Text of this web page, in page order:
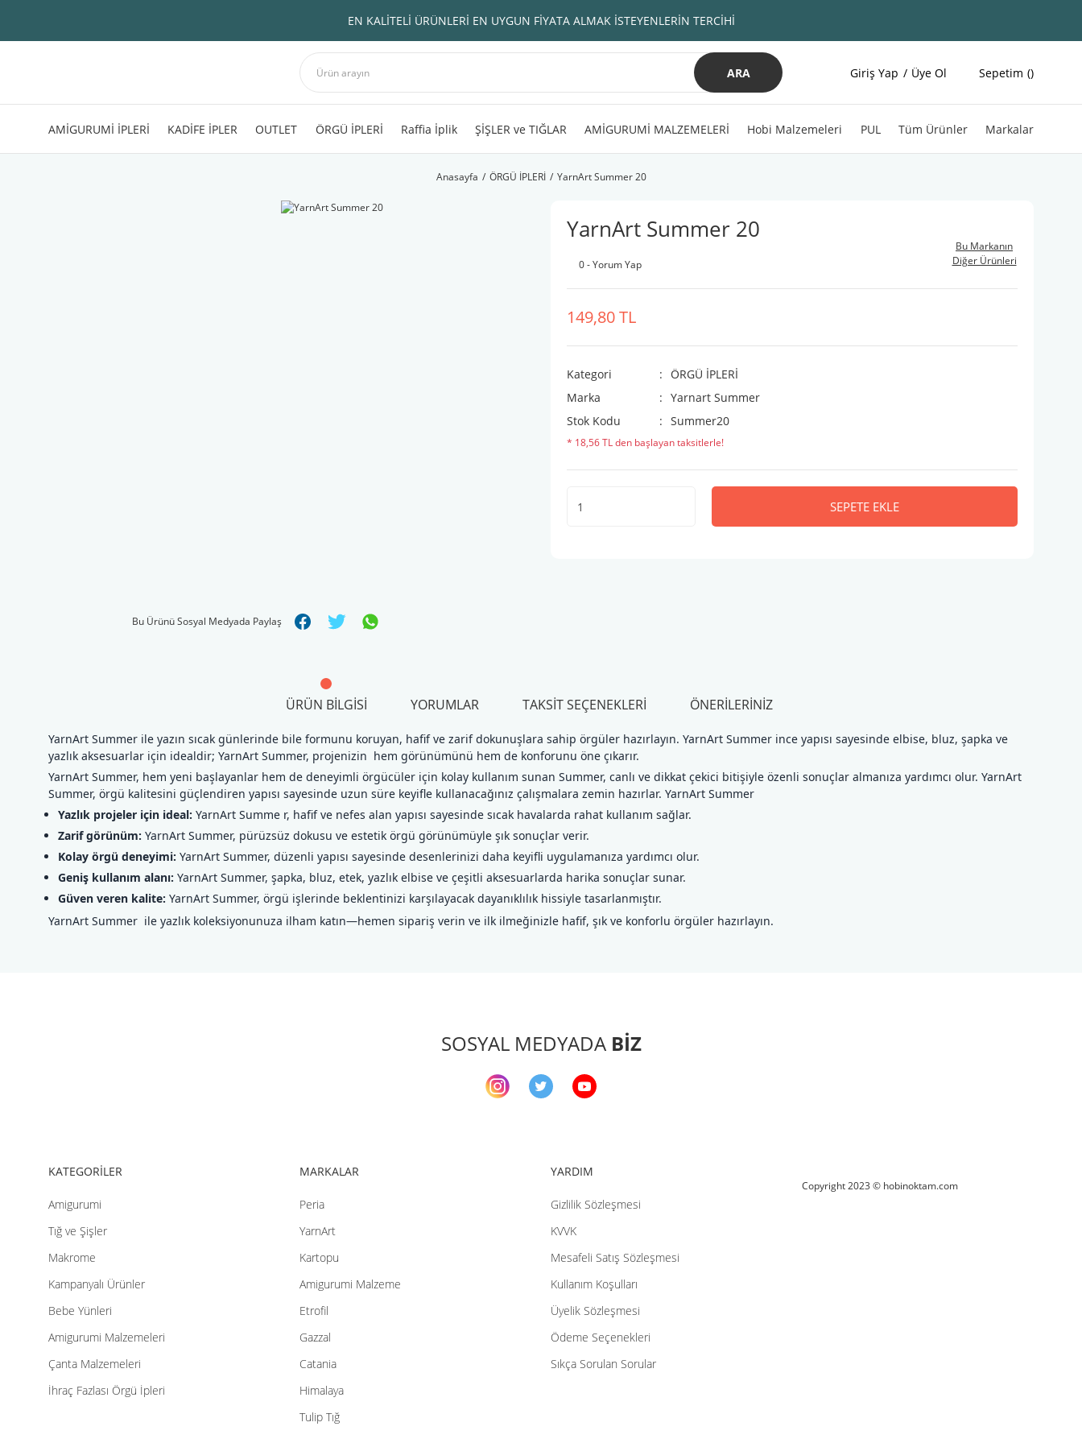
EN KALİTELİ ÜRÜNLERİ EN UYGUN FİYATA ALMAK İSTEYENLERİN TERCİHİ
ARA Giriş Yap Üye Ol Sepetim
AMİGURUMİ İPLERİ KADİFE İPLER OUTLET ÖRGÜ İPLERİ Raffia İplik ŞİŞLER ve TIĞLAR AMİGURUMİ MALZEMELERİ Hobi Malzemeleri PUL Tüm Ürünler Markalar
Anasayfa ÖRGÜ İPLERİ YarnArt Summer 20
Bu Ürünü Sosyal Medyada Paylaş
YarnArt Summer 20
0 - Yorum Yap
Bu Markanın
Diğer Ürünleri
149,80 TL
Kategori
ÖRGÜ İPLERİ
Marka
Yarnart Summer
Stok Kodu
Summer20
* 18,56 TL den başlayan taksitlerle!
SEPETE EKLE
ÜRÜN BILGISI YORUMLAR TAKSIT SEÇENEKLERI ÖNERILERINIZ
YarnArt Summer ile yazın sıcak günlerinde bile formunu koruyan, hafif ve zarif dokunuşlara sahip örgüler hazırlayın. YarnArt Summer ince yapısı sayesinde elbise, bluz, şapka ve
yazlık aksesuarlar için idealdir; YarnArt Summer, projenizin hem görünümünü hem de konforunu öne çıkarır.
YarnArt Summer, hem yeni başlayanlar hem de deneyimli örgücüler için kolay kullanım sunan Summer, canlı ve dikkat çekici bitişiyle özenli sonuçlar almanıza yardımcı olur. YarnArt
Summer, örgü kalitesini güçlendiren yapısı sayesinde uzun süre keyifle kullanacağınız çalışmalara zemin hazırlar. YarnArt Summer
Yazlık projeler için ideal: YarnArt Summe r, hafif ve nefes alan yapısı sayesinde sıcak havalarda rahat kullanım sağlar.
Zarif görünüm: YarnArt Summer, pürüzsüz dokusu ve estetik örgü görünümüyle şık sonuçlar verir.
Kolay örgü deneyimi: YarnArt Summer, düzenli yapısı sayesinde desenlerinizi daha keyifli uygulamanıza yardımcı olur.
Geniş kullanım alanı: YarnArt Summer, şapka, bluz, etek, yazlık elbise ve çeşitli aksesuarlarda harika sonuçlar sunar.
Güven veren kalite: YarnArt Summer, örgü işlerinde beklentinizi karşılayacak dayanıklılık hissiyle tasarlanmıştır.
YarnArt Summer ile yazlık koleksiyonunuza ilham katın—hemen sipariş verin ve ilk ilmeğinizle hafif, şık ve konforlu örgüler hazırlayın.
Gönder
SOSYAL MEDYADA BİZ
KATEGORİLER
Amigurumi
Tığ ve Şişler
Makrome
Kampanyalı Ürünler
Bebe Yünleri
Amigurumi Malzemeleri
Çanta Malzemeleri
İhraç Fazlası Örgü İpleri
MARKALAR
Peria
YarnArt
Kartopu
Amigurumi Malzeme
Etrofil
Gazzal
Catania
Himalaya
Tulip Tığ
YARDIM
Gizlilik Sözleşmesi
KVVK
Mesafeli Satış Sözleşmesi
Kullanım Koşulları
Üyelik Sözleşmesi
Ödeme Seçenekleri
Sıkça Sorulan Sorular
Copyright 2023 © hobinoktam.com